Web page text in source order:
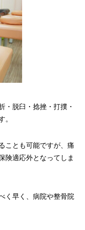
・脱臼・捻挫・打撲・
。
ことも可能ですが、痛
険適応外となってしま
く早く、病院や整骨院